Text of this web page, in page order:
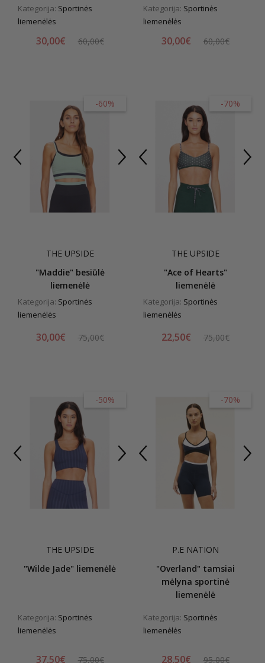
Kategorija: Sportinės
liemenėlės
30,00€ 60,00€
Kategorija: Sportinės
liemenėlės
30,00€ 60,00€
-60%
THE UPSIDE
"Maddie" besiūlė
liemenėlė
Kategorija: Sportinės
liemenėlės
30,00€ 75,00€
-70%
THE UPSIDE
"Ace of Hearts"
liemenėlė
Kategorija: Sportinės
liemenėlės
22,50€ 75,00€
-50%
THE UPSIDE
"Wilde Jade" liemenėlė
Kategorija: Sportinės
liemenėlės
37,50€ 75,00€
-70%
P.E NATION
"Overland" tamsiai
mėlyna sportinė
liemenėlė
Kategorija: Sportinės
liemenėlės
28,50€ 95,00€